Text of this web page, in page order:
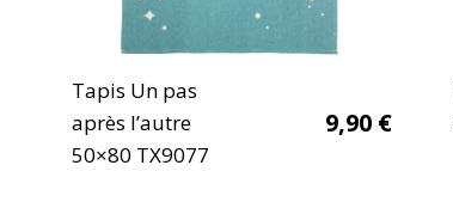
Tapis Un pas
après l’autre
50×80 TX9077
9,90 €